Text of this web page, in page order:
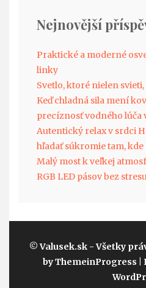
Nejnovější
Praktické a moderné
linky
Svetlo, ktoré nielen
Keď chladná sila mení
precíznosť vodného lúča
Autentický relax v srdci
hľadať súkromie tam, kde
Malý most k veľkej
RGB LED pásov bez
© Valusek.sk - Všetky
by ThemeinProgress